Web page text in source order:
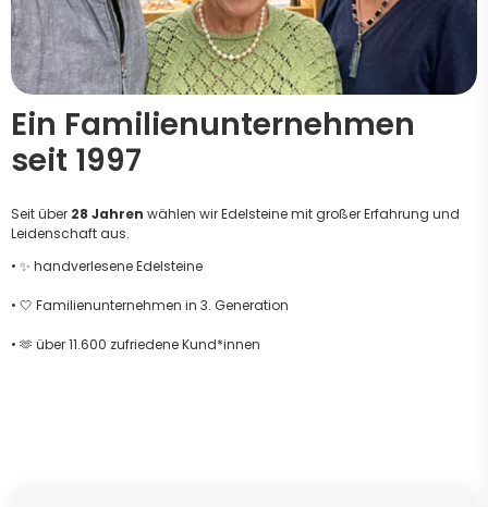
Ein Familienunternehmen
seit 1997
Seit über 28 Jahren wählen wir Edelsteine mit großer Erfahrung und
Leidenschaft aus.
• ✨ handverlesene Edelsteine
• 🤍 Familienunternehmen in 3. Generation
• 🫶 über 11.600 zufriedene Kund*innen